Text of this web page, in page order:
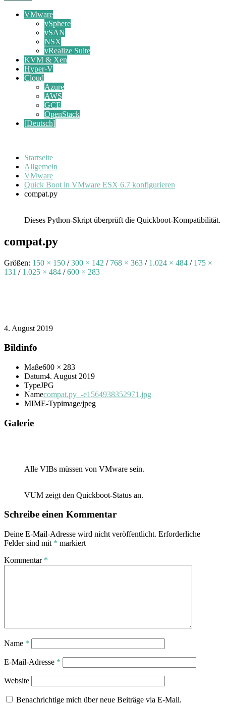
VMware
vSphere
vSAN
NSX
vRealize Suite
KVM & Xen
Hyper-V
Cloud
Azure
AWS
GCE
OpenStack
[Deutsch]
Startseite
Allgemein
VMware
Quick Boot in VMware ESX 6.7 konfigurieren
compat.py
Dieses Python-Skript überprüft die Quickboot-Kompatibilität.
compat.py
Größen: 150 × 150 / 300 × 142 / 768 × 363 / 1.024 × 484 / 175 ×
131 / 1.025 × 484 / 600 × 283
4. August 2019
Bildinfo
Maße600 × 283
Datum4. August 2019
TypeJPG
Namecompat.py_-e1564938352971.jpg
MIME-Typimage/jpeg
Galerie
Alle VIBs müssen von VMware sein.
VUM zeigt den Quickboot-Status an.
Schreibe einen Kommentar
Deine E-Mail-Adresse wird nicht veröffentlicht. Erforderliche
Felder sind mit * markiert
Kommentar *
Name *
E-Mail-Adresse *
Website
Benachrichtige mich über neue Beiträge via E-Mail.